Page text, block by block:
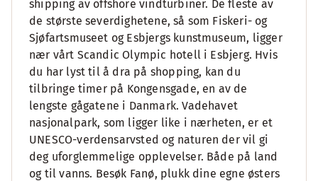
shipping av offshore vindturbiner. De fleste av
de største severdighetene, så som Fiskeri- og
Sjøfartsmuseet og Esbjergs kunstmuseum, ligger
nær vårt Scandic Olympic hotell i Esbjerg. Hvis
du har lyst til å dra på shopping, kan du
tilbringe timer på Kongensgade, en av de
lengste gågatene i Danmark. Vadehavet
nasjonalpark, som ligger like i nærheten, er et
UNESCO-verdensarvsted og naturen der vil gi
deg uforglemmelige opplevelser. Både på land
og til vanns. Besøk Fanø, plukk dine egne østers